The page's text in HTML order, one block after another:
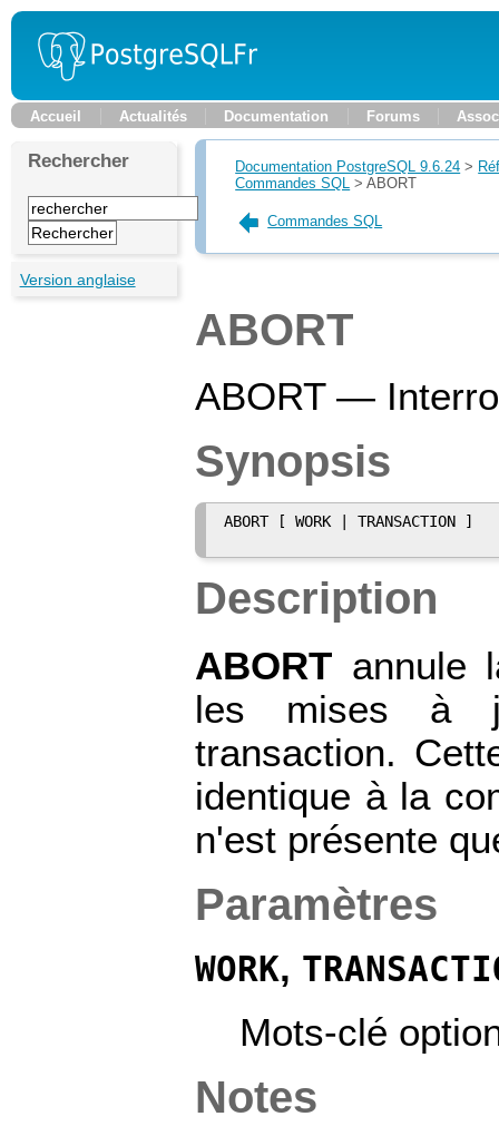
Accueil Actualités Documentation Forums
Rechercher
Version anglaise
Documentation PostgreSQL 9.6.24 >
Commandes SQL >ABORT
Commandes SQL
ABORT
ABORT —
Synopsis
ABORT [ WORK | TRANSACTION ]
Description
ABORT annule
les mises à
transaction.
identique à la
n'est présente
Paramètres
WORK,
Mots-clé
Notes